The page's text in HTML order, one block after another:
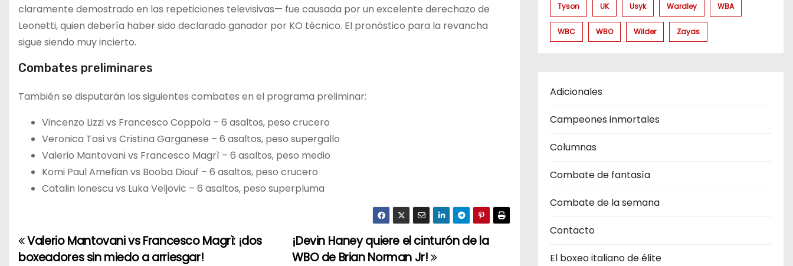
claramente demostrado en las repeticiones televisivas— fue causada por un excelente derechazo de
Leonetti, quien debería haber sido declarado ganador por KO técnico. El pronóstico para la revancha
sigue siendo muy incierto.
Combates preliminares
También se disputarán los siguientes combates en el programa preliminar:
Vincenzo Lizzi vs Francesco Coppola – 6 asaltos, peso crucero
Veronica Tosi vs Cristina Garganese – 6 asaltos, peso supergallo
Valerio Mantovani vs Francesco Magrì – 6 asaltos, peso medio
Komi Paul Amefian vs Booba Diouf – 6 asaltos, peso crucero
Catalin Ionescu vs Luka Veljovic – 6 asaltos, peso superpluma
N
¡Devin Haney quiere el cinturón de la
WBO de Brian Norman Jr!
Valerio Mantovani vs Francesco Magrì: ¡dos
boxeadores sin miedo a arriesgar!
Tyson UK Usyk Wardley WBA
WBC WBO Wilder Zayas
Adicionales
Campeones inmortales
Columnas
Combate de fantasìa
Combate de la semana
Contacto
El boxeo italiano de élite